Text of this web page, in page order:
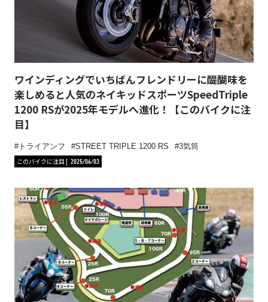
ワインディングでいちばんフレンドリーに醍醐味を
楽しめると人気のネイキッドスポーツSpeedTriple
1200 RSが2025年モデルへ進化！【このバイクに注
目】
トライアンフ STREET TRIPLE 1200 RS
3気筒
このバイクに注目
2025/04/03